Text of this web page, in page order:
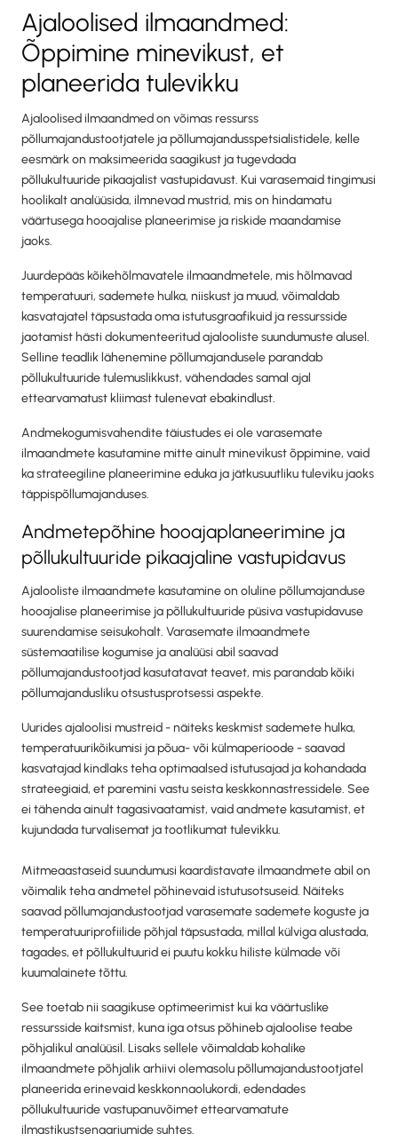
Ajaloolised ilmaandmed:
Õppimine minevikust, et
planeerida tulevikku
Ajaloolised ilmaandmed on võimas ressurss
põllumajandustootjatele ja põllumajandusspetsialistidele, kelle
eesmärk on maksimeerida saagikust ja tugevdada
põllukultuuride pikaajalist vastupidavust. Kui varasemaid tingimusi
hoolikalt analüüsida, ilmnevad mustrid, mis on hindamatu
väärtusega hooajalise planeerimise ja riskide maandamise
jaoks.
Juurdepääs kõikehõlmavatele ilmaandmetele, mis hõlmavad
temperatuuri, sademete hulka, niiskust ja muud, võimaldab
kasvatajatel täpsustada oma istutusgraafikuid ja ressursside
jaotamist hästi dokumenteeritud ajalooliste suundumuste alusel.
Selline teadlik lähenemine põllumajandusele parandab
põllukultuuride tulemuslikkust, vähendades samal ajal
ettearvamatust kliimast tulenevat ebakindlust.
Andmekogumisvahendite täiustudes ei ole varasemate
ilmaandmete kasutamine mitte ainult minevikust õppimine, vaid
ka strateegiline planeerimine eduka ja jätkusuutliku tuleviku jaoks
täppispõllumajanduses.
Andmetepõhine hooajaplaneerimine ja
põllukultuuride pikaajaline vastupidavus
Ajalooliste ilmaandmete kasutamine on oluline põllumajanduse
hooajalise planeerimise ja põllukultuuride püsiva vastupidavuse
suurendamise seisukohalt. Varasemate ilmaandmete
süstemaatilise kogumise ja analüüsi abil saavad
põllumajandustootjad kasutatavat teavet, mis parandab kõiki
põllumajandusliku otsustusprotsessi aspekte.
Uurides ajaloolisi mustreid - näiteks keskmist sademete hulka,
temperatuurikõikumisi ja põua- või külmaperioode - saavad
kasvatajad kindlaks teha optimaalsed istutusajad ja kohandada
strateegiaid, et paremini vastu seista keskkonnastressidele. See
ei tähenda ainult tagasivaatamist, vaid andmete kasutamist, et
kujundada turvalisemat ja tootlikumat tulevikku.
Mitmeaastaseid suundumusi kaardistavate ilmaandmete abil on
võimalik teha andmetel põhinevaid istutusotsuseid. Näiteks
saavad põllumajandustootjad varasemate sademete koguste ja
temperatuuriprofiilide põhjal täpsustada, millal külviga alustada,
tagades, et põllukultuurid ei puutu kokku hiliste külmade või
kuumalainete tõttu.
See toetab nii saagikuse optimeerimist kui ka väärtuslike
ressursside kaitsmist, kuna iga otsus põhineb ajaloolise teabe
põhjalikul analüüsil. Lisaks sellele võimaldab kohalike
ilmaandmete põhjalik arhiivi olemasolu põllumajandustootjatel
planeerida erinevaid keskkonnaolukordi, edendades
põllukultuuride vastupanuvõimet ettearvamatute
ilmastikustsenaariumide suhtes.